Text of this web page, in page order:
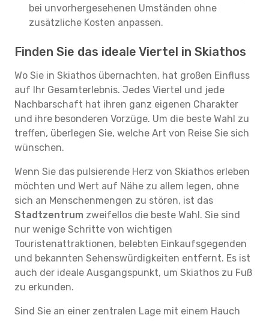
bei unvorhergesehenen Umständen ohne
zusätzliche Kosten anpassen.
Finden Sie das ideale Viertel in Skiathos
Wo Sie in Skiathos übernachten, hat großen Einfluss
auf Ihr Gesamterlebnis. Jedes Viertel und jede
Nachbarschaft hat ihren ganz eigenen Charakter
und ihre besonderen Vorzüge. Um die beste Wahl zu
treffen, überlegen Sie, welche Art von Reise Sie sich
wünschen.
Wenn Sie das pulsierende Herz von Skiathos erleben
möchten und Wert auf Nähe zu allem legen, ohne
sich an Menschenmengen zu stören, ist das
Stadtzentrum zweifellos die beste Wahl. Sie sind
nur wenige Schritte von wichtigen
Touristenattraktionen, belebten Einkaufsgegenden
und bekannten Sehenswürdigkeiten entfernt. Es ist
auch der ideale Ausgangspunkt, um Skiathos zu Fuß
zu erkunden.
Sind Sie an einer zentralen Lage mit einem Hauch